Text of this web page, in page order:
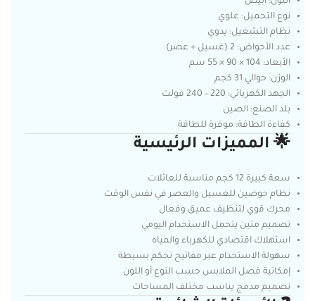
نوع التحميل: علوي
نظام التشغيل: يدوي
عدد الأحواض: 2 (غسيل + عصر)
الأبعاد: 104 × 90 × 55 سم
الوزن: حوالي 31 كجم
الجهد الكهربائي: 220 – 240 فولت
بلد الصنع: الصين
كفاءة الطاقة: موفرة للطاقة
🌟 المميزات الرئيسية
سعة كبيرة 12 كجم مناسبة للعائلات
نظام حوضين للغسيل والعصر في نفس الوقت
محرك قوي لتنظيف عميق وفعال
تصميم متين يتحمل الاستخدام اليومي
استهلاك اقتصادي للكهرباء والمياه
سهولة الاستخدام عبر مفاتيح تحكم بسيطة
إمكانية فصل الملابس حسب النوع أو اللون
تصميم مدمج يناسب مختلف المساحات